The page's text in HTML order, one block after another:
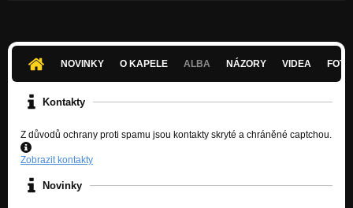
NOVINKY O KAPELE ALBA NÁZORY VIDEA
Kontakty
Z důvodů ochrany proti spamu jsou kontakty skryté a chráněné captchou.
Zobrazit kontakty
Novinky